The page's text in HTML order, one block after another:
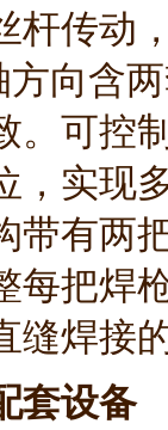
杆传动
方向含
。可控
，实现
带有两
每把焊
缝焊接
套设备